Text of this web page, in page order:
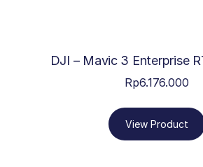
DJI – Mavic 3 Enterprise
Rp6.176.000
View Product